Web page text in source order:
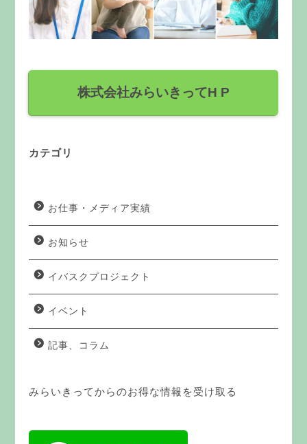
株式会社みらいきってH P
カテゴリ
お仕事・メディア実績
お知らせ
イバスクプロジェクト
イベント
記事、コラム
みらいきってからのお得な情報を受け取る